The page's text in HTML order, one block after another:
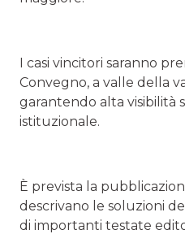
I casi vincitori saranno
Convegno, a valle della
garantendo alta visibilità
istituzionale.
È prevista la
descrivano le soluzioni
di importanti testate